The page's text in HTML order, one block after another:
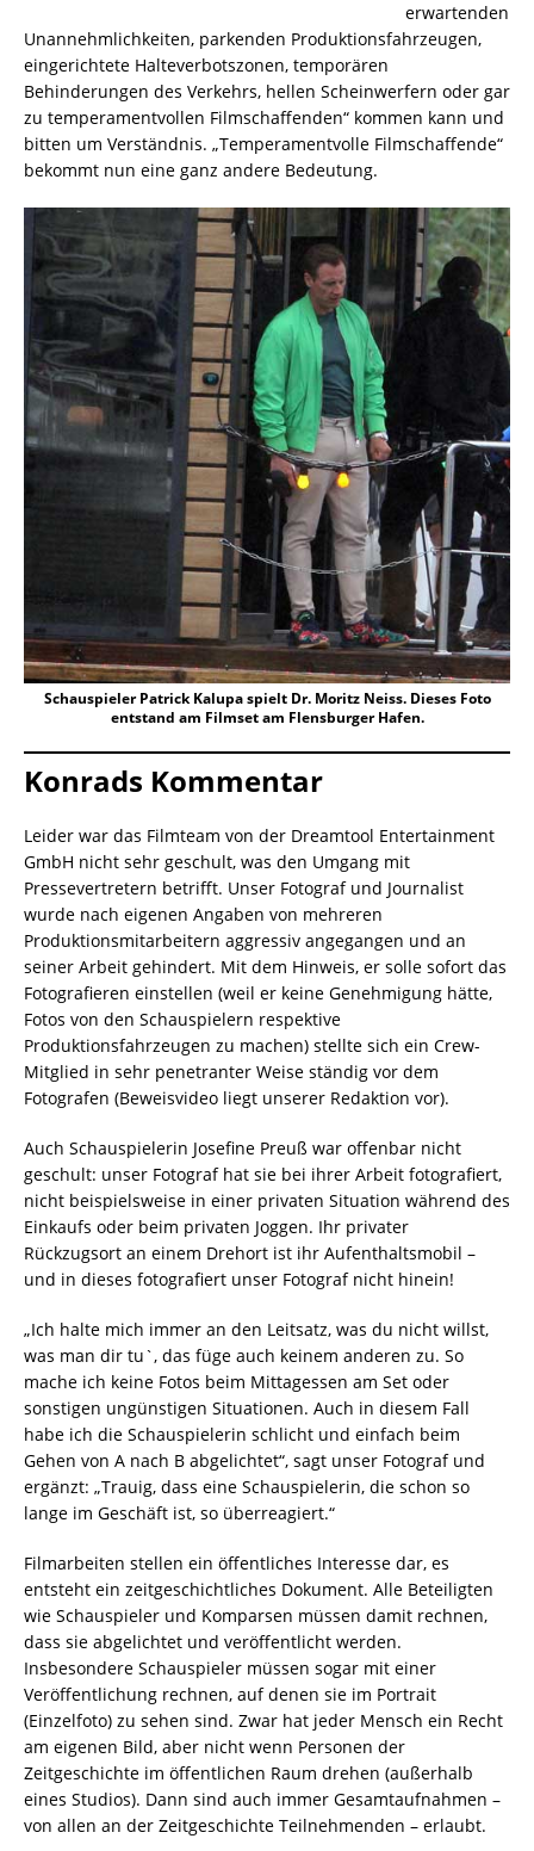
erwartenden
Unannehmlichkeiten, parkenden Produktionsfahrzeugen,
eingerichtete Halteverbotszonen, temporären
Behinderungen des Verkehrs, hellen Scheinwerfern oder gar
zu temperamentvollen Filmschaffenden“ kommen kann und
bitten um Verständnis. „Temperamentvolle Filmschaffende“
bekommt nun eine ganz andere Bedeutung.
Schauspieler Patrick Kalupa spielt Dr. Moritz Neiss. Dieses Foto
entstand am Filmset am Flensburger Hafen.
Konrads Kommentar
Leider war das Filmteam von der Dreamtool Entertainment
GmbH nicht sehr geschult, was den Umgang mit
Pressevertretern betrifft. Unser Fotograf und Journalist
wurde nach eigenen Angaben von mehreren
Produktionsmitarbeitern aggressiv angegangen und an
seiner Arbeit gehindert. Mit dem Hinweis, er solle sofort das
Fotografieren einstellen (weil er keine Genehmigung hätte,
Fotos von den Schauspielern respektive
Produktionsfahrzeugen zu machen) stellte sich ein Crew-
Mitglied in sehr penetranter Weise ständig vor dem
Fotografen (Beweisvideo liegt unserer Redaktion vor).
Auch Schauspielerin Josefine Preuß war offenbar nicht
geschult: unser Fotograf hat sie bei ihrer Arbeit fotografiert,
nicht beispielsweise in einer privaten Situation während des
Einkaufs oder beim privaten Joggen. Ihr privater
Rückzugsort an einem Drehort ist ihr Aufenthaltsmobil –
und in dieses fotografiert unser Fotograf nicht hinein!
„Ich halte mich immer an den Leitsatz, was du nicht willst,
was man dir tu`, das füge auch keinem anderen zu. So
mache ich keine Fotos beim Mittagessen am Set oder
sonstigen ungünstigen Situationen. Auch in diesem Fall
habe ich die Schauspielerin schlicht und einfach beim
Gehen von A nach B abgelichtet“, sagt unser Fotograf und
ergänzt: „Trauig, dass eine Schauspielerin, die schon so
lange im Geschäft ist, so überreagiert.“
Filmarbeiten stellen ein öffentliches Interesse dar, es
entsteht ein zeitgeschichtliches Dokument. Alle Beteiligten
wie Schauspieler und Komparsen müssen damit rechnen,
dass sie abgelichtet und veröffentlicht werden.
Insbesondere Schauspieler müssen sogar mit einer
Veröffentlichung rechnen, auf denen sie im Portrait
(Einzelfoto) zu sehen sind. Zwar hat jeder Mensch ein Recht
am eigenen Bild, aber nicht wenn Personen der
Zeitgeschichte im öffentlichen Raum drehen (außerhalb
eines Studios). Dann sind auch immer Gesamtaufnahmen –
von allen an der Zeitgeschichte Teilnehmenden – erlaubt.